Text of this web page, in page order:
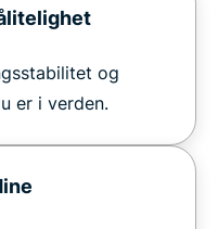
og
er i verden.